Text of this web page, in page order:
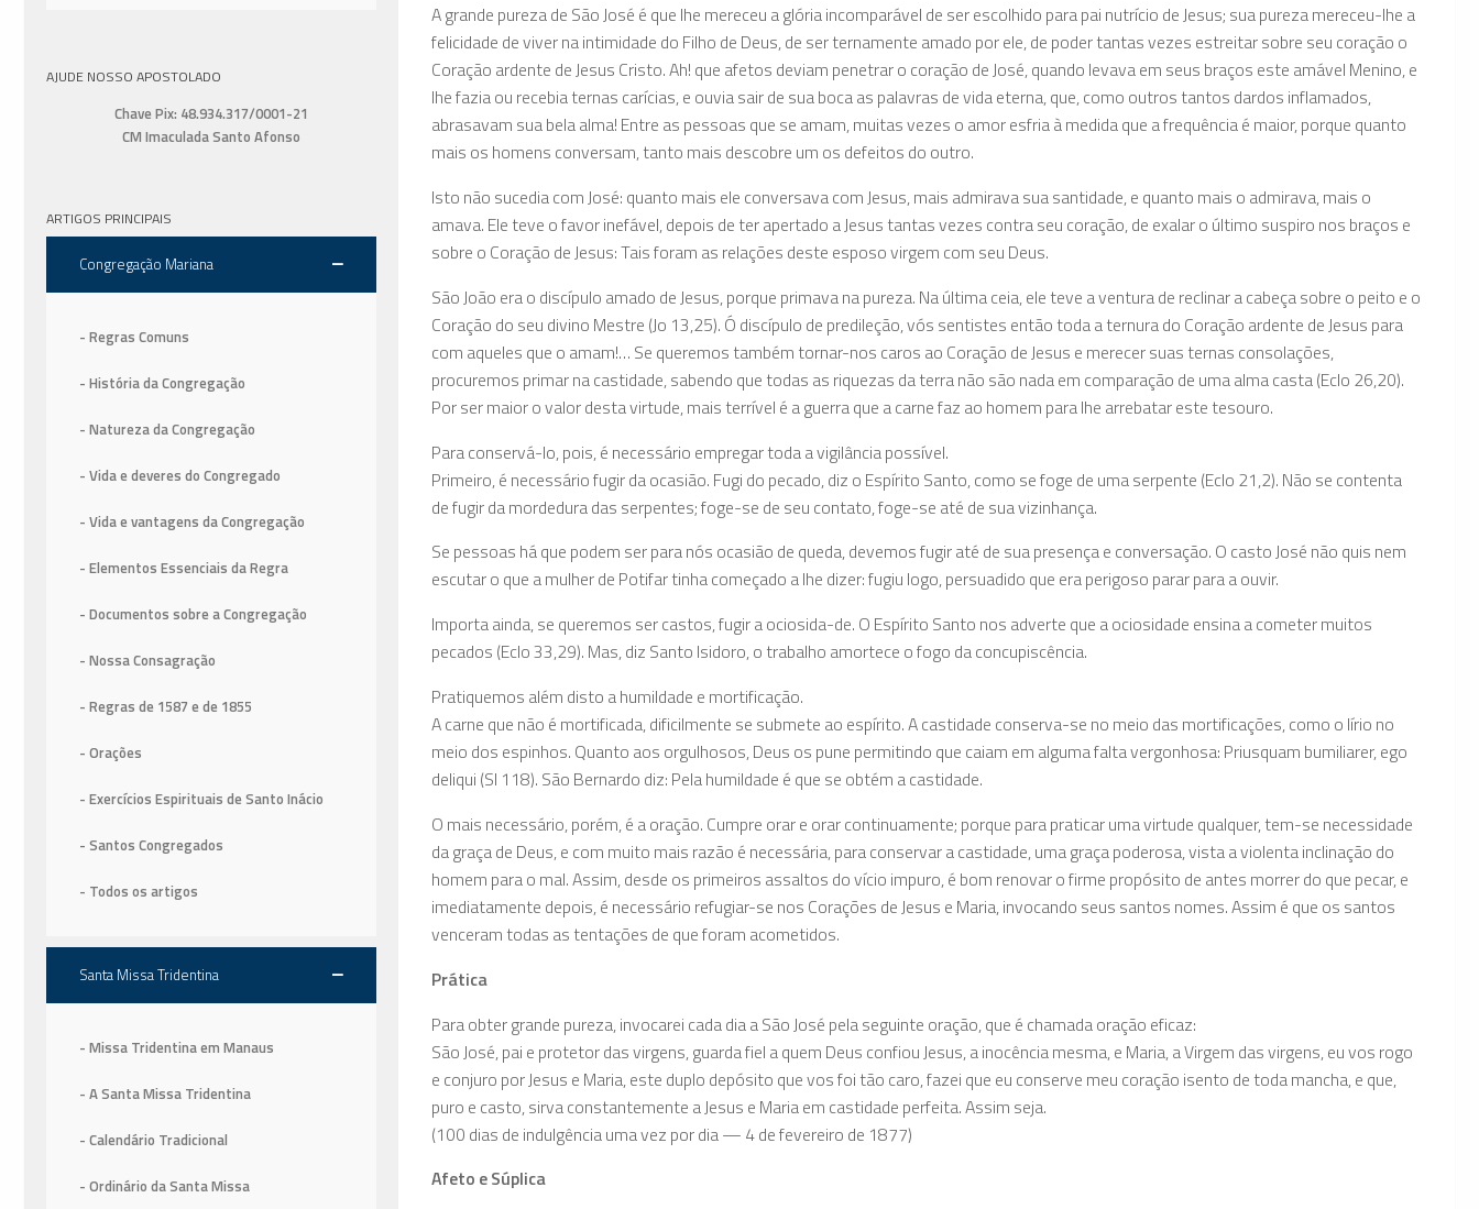
A grande pureza de São José é que lhe mereceu a glória incomparável de ser escolhido para pai nutrício de Jesus; sua pureza mereceu-lhe a
felicidade de viver na intimidade do Filho de Deus, de ser ternamente amado por ele, de poder tantas vezes estreitar sobre seu coração o
Coração ardente de Jesus Cristo. Ah! que afetos deviam penetrar o coração de José, quando levava em seus braços este amável Menino, e
lhe fazia ou recebia ternas carícias, e ouvia sair de sua boca as palavras de vida eterna, que, como outros tantos dardos inflamados,
abrasavam sua bela alma! Entre as pessoas que se amam, muitas vezes o amor esfria à medida que a frequência é maior, porque quanto
mais os homens conversam, tanto mais descobre um os defeitos do outro.
Isto não sucedia com José: quanto mais ele conversava com Jesus, mais admirava sua santidade, e quanto mais o admirava, mais o
amava. Ele teve o favor inefável, depois de ter apertado a Jesus tantas vezes contra seu coração, de exalar o último suspiro nos braços e
sobre o Coração de Jesus: Tais foram as relações deste esposo virgem com seu Deus.
São João era o discípulo amado de Jesus, porque primava na pureza. Na última ceia, ele teve a ventura de reclinar a cabeça sobre o peito e o
Coração do seu divino Mestre (Jo 13,25). Ó discípulo de predileção, vós sentistes então toda a ternura do Coração ardente de Jesus para
com aqueles que o amam!… Se queremos também tornar-nos caros ao Coração de Jesus e merecer suas ternas consolações,
procuremos primar na castidade, sabendo que todas as riquezas da terra não são nada em comparação de uma alma casta (Eclo 26,20).
Por ser maior o valor desta virtude, mais terrível é a guerra que a carne faz ao homem para lhe arrebatar este tesouro.
Para conservá-lo, pois, é necessário empregar toda a vigilância possível.
Primeiro, é necessário fugir da ocasião. Fugi do pecado, diz o Espírito Santo, como se foge de uma serpente (Eclo 21,2). Não se contenta
de fugir da mordedura das serpentes; foge-se de seu contato, foge-se até de sua vizinhança.
Se pessoas há que podem ser para nós ocasião de queda, devemos fugir até de sua presença e conversação. O casto José não quis nem
escutar o que a mulher de Potifar tinha começado a lhe dizer: fugiu logo, persuadido que era perigoso parar para a ouvir.
Importa ainda, se queremos ser castos, fugir a ociosida-de. O Espírito Santo nos adverte que a ociosidade ensina a cometer muitos
pecados (Eclo 33,29). Mas, diz Santo Isidoro, o trabalho amortece o fogo da concupiscência.
Pratiquemos além disto a humildade e mortificação.
A carne que não é mortificada, dificilmente se submete ao espírito. A castidade conserva-se no meio das mortificações, como o lírio no
meio dos espinhos. Quanto aos orgulhosos, Deus os pune permitindo que caiam em alguma falta vergonhosa: Priusquam bumiliarer, ego
deliqui (SI 118). São Bernardo diz: Pela humildade é que se obtém a castidade.
O mais necessário, porém, é a oração. Cumpre orar e orar continuamente; porque para praticar uma virtude qualquer, tem-se necessidade
da graça de Deus, e com muito mais razão é necessária, para conservar a castidade, uma graça poderosa, vista a violenta inclinação do
homem para o mal. Assim, desde os primeiros assaltos do vício impuro, é bom renovar o firme propósito de antes morrer do que pecar, e
imediatamente depois, é necessário refugiar-se nos Corações de Jesus e Maria, invocando seus santos nomes. Assim é que os santos
venceram todas as tentações de que foram acometidos.
Prática
Para obter grande pureza, invocarei cada dia a São José pela seguinte oração, que é chamada oração eficaz:
São José, pai e protetor das virgens, guarda fiel a quem Deus confiou Jesus, a inocência mesma, e Maria, a Virgem das virgens, eu vos rogo
e conjuro por Jesus e Maria, este duplo depósito que vos foi tão caro, fazei que eu conserve meu coração isento de toda mancha, e que,
puro e casto, sirva constantemente a Jesus e Maria em castidade perfeita. Assim seja.
(100 dias de indulgência uma vez por dia — 4 de fevereiro de 1877)
Afeto e Súplica
AJUDE NOSSO APOSTOLADO
Chave Pix: 48.934.317/0001-21
CM Imaculada Santo Afonso
ARTIGOS PRINCIPAIS
Congregação Mariana
- Regras Comuns
- História da Congregação
- Natureza da Congregação
- Vida e deveres do Congregado
- Vida e vantagens da Congregação
- Elementos Essenciais da Regra
- Documentos sobre a Congregação
- Nossa Consagração
- Regras de 1587 e de 1855
- Orações
- Exercícios Espirituais de Santo Inácio
- Santos Congregados
- Todos os artigos
Santa Missa Tridentina
- Missa Tridentina em Manaus
- A Santa Missa Tridentina
- Calendário Tradicional
- Ordinário da Santa Missa